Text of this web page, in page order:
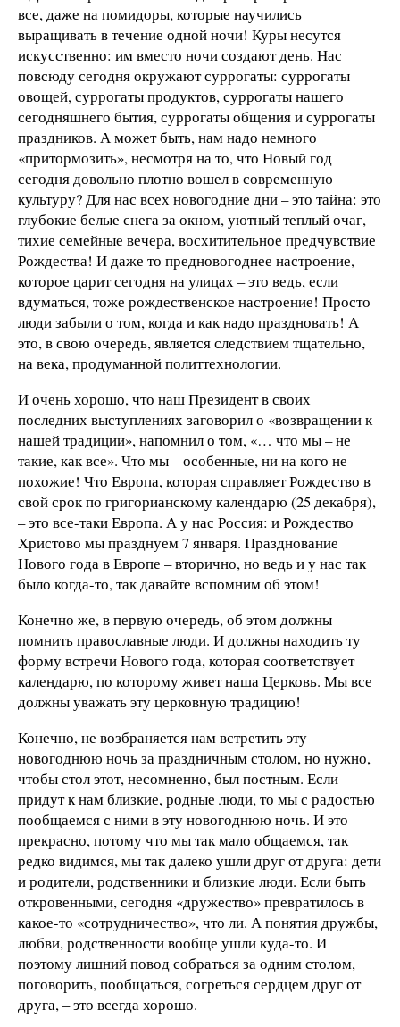
все, даже на помидоры, которые научились
выращивать в течение одной ночи! Куры несутся
искусственно: им вместо ночи создают день. Нас
повсюду сегодня окружают суррогаты: суррогаты
овощей, суррогаты продуктов, суррогаты нашего
сегодняшнего бытия, суррогаты общения и суррогаты
праздников. А может быть, нам надо немного
«притормозить», несмотря на то, что Новый год
сегодня довольно плотно вошел в современную
культуру? Для нас всех новогодние дни – это тайна: это
глубокие белые снега за окном, уютный теплый очаг,
тихие семейные вечера, восхитительное предчувствие
Рождества! И даже то предновогоднее настроение,
которое царит сегодня на улицах – это ведь, если
вдуматься, тоже рождественское настроение! Просто
люди забыли о том, когда и как надо праздновать! А
это, в свою очередь, является следствием тщательно,
на века, продуманной политтехнологии.
И очень хорошо, что наш Президент в своих
последних выступлениях заговорил о «возвращении к
нашей традиции», напомнил о том, «… что мы – не
такие, как все». Что мы – особенные, ни на кого не
похожие! Что Европа, которая справляет Рождество в
свой срок по григорианскому календарю (25 декабря),
– это все-таки Европа. А у нас Россия: и Рождество
Христово мы празднуем 7 января. Празднование
Нового года в Европе – вторично, но ведь и у нас так
было когда-то, так давайте вспомним об этом!
Конечно же, в первую очередь, об этом должны
помнить православные люди. И должны находить ту
форму встречи Нового года, которая соответствует
календарю, по которому живет наша Церковь. Мы все
должны уважать эту церковную традицию!
Конечно, не возбраняется нам встретить эту
новогоднюю ночь за праздничным столом, но нужно,
чтобы стол этот, несомненно, был постным. Если
придут к нам близкие, родные люди, то мы с радостью
пообщаемся с ними в эту новогоднюю ночь. И это
прекрасно, потому что мы так мало общаемся, так
редко видимся, мы так далеко ушли друг от друга: дети
и родители, родственники и близкие люди. Если быть
откровенными, сегодня «дружество» превратилось в
какое-то «сотрудничество», что ли. А понятия дружбы,
любви, родственности вообще ушли куда-то. И
поэтому лишний повод собраться за одним столом,
поговорить, пообщаться, согреться сердцем друг от
друга, – это всегда хорошо.